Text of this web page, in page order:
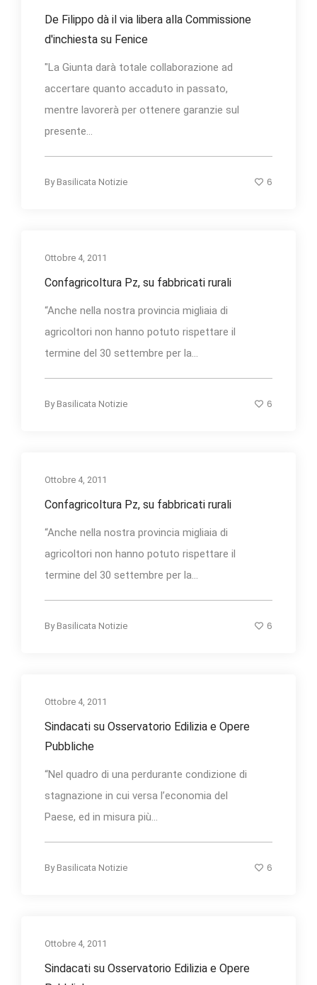
De Filippo dà il via libera alla Commissione
d'inchiesta su Fenice
"La Giunta darà totale collaborazione ad
accertare quanto accaduto in passato,
mentre lavorerà per ottenere garanzie sul
presente...
By Basilicata Notizie 6
Ottobre 4, 2011
Confagricoltura Pz, su fabbricati rurali
“Anche nella nostra provincia migliaia di
agricoltori non hanno potuto rispettare il
termine del 30 settembre per la...
By Basilicata Notizie 6
Ottobre 4, 2011
Confagricoltura Pz, su fabbricati rurali
“Anche nella nostra provincia migliaia di
agricoltori non hanno potuto rispettare il
termine del 30 settembre per la...
By Basilicata Notizie 6
Ottobre 4, 2011
Sindacati su Osservatorio Edilizia e Opere
Pubbliche
“Nel quadro di una perdurante condizione di
stagnazione in cui versa l’economia del
Paese, ed in misura più...
By Basilicata Notizie 6
Ottobre 4, 2011
Sindacati su Osservatorio Edilizia e Opere